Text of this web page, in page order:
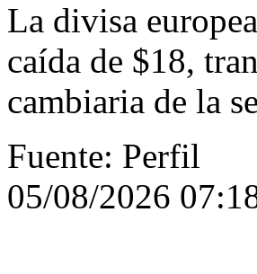
La divisa
caída de $18,
cambiaria de la
Fuente: Perfil
05/08/2026